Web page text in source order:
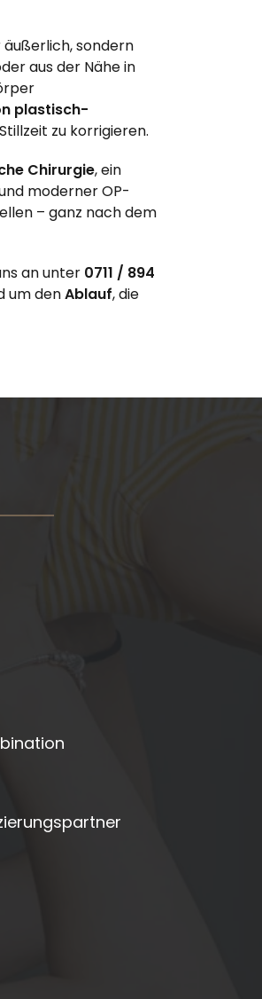
sondern
aus der Nähe in
plastisch-
zu korrigieren.
Chirurgie, ein
moderner OP-
– ganz nach dem
an unter 0711 / 894
um denAblauf, die